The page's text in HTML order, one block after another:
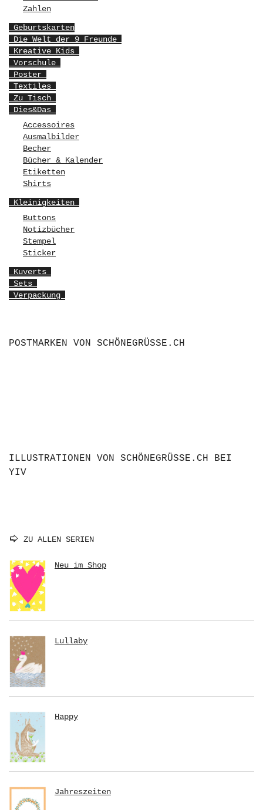
Zahlen
Geburtskarten
Die Welt der 9 Freunde
Kreative Kids
Vorschule
Poster
Textiles
Zu Tisch
Dies&Das
Accessoires
Ausmalbilder
Becher
Bücher & Kalender
Etiketten
Shirts
Kleinigkeiten
Buttons
Notizbücher
Stempel
Sticker
Kuverts
Sets
Verpackung
POSTMARKEN VON SCHÖNEGRÜSSE.CH
ILLUSTRATIONEN VON SCHÖNEGRÜSSE.CH BEI
YIV
ZU ALLEN SERIEN
Neu im Shop
Lullaby
Happy
Jahreszeiten